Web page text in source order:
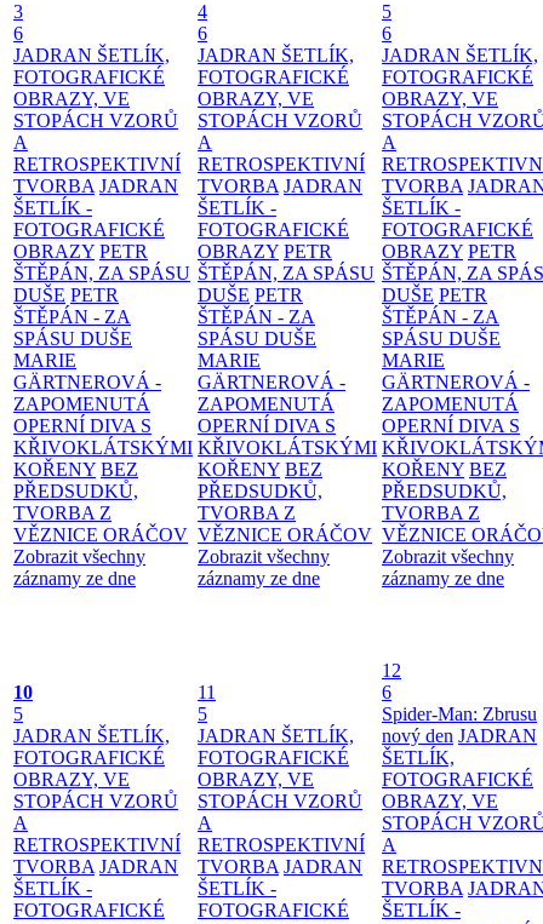
3
6
JADRAN ŠETLÍK,
FOTOGRAFICKÉ
OBRAZY, VE
STOPÁCH VZORŮ
A
RETROSPEKTIVNÍ
TVORBA JADRAN
ŠETLÍK -
FOTOGRAFICKÉ
OBRAZY PETR
ŠTĚPÁN, ZA SPÁSU
DUŠE PETR
ŠTĚPÁN - ZA
SPÁSU DUŠE
MARIE
GÄRTNEROVÁ -
ZAPOMENUTÁ
OPERNÍ DIVA S
KŘIVOKLÁTSKÝMI
KOŘENY BEZ
PŘEDSUDKŮ,
TVORBA Z
VĚZNICE ORÁČOV
Zobrazit všechny
záznamy ze dne
4
6
JADRAN ŠETLÍK,
FOTOGRAFICKÉ
OBRAZY, VE
STOPÁCH VZORŮ
A
RETROSPEKTIVNÍ
TVORBA JADRAN
ŠETLÍK -
FOTOGRAFICKÉ
OBRAZY PETR
ŠTĚPÁN, ZA SPÁSU
DUŠE PETR
ŠTĚPÁN - ZA
SPÁSU DUŠE
MARIE
GÄRTNEROVÁ -
ZAPOMENUTÁ
OPERNÍ DIVA S
KŘIVOKLÁTSKÝMI
KOŘENY BEZ
PŘEDSUDKŮ,
TVORBA Z
VĚZNICE ORÁČOV
Zobrazit všechny
záznamy ze dne
5
6
JADRAN ŠETLÍK,
FOTOGRAFICKÉ
OBRAZY, VE
STOPÁCH
A
TVORBA
ŠETLÍK -
FOTOGRAFICKÉ
OBRAZY PETR
ŠTĚPÁN, ZA
DUŠE PETR
ŠTĚPÁN - ZA
SPÁSU DUŠE
MARIE
GÄRTNEROVÁ -
ZAPOMENUTÁ
OPERNÍ DIVA S
KOŘENY BEZ
PŘEDSUDKŮ,
TVORBA Z
VĚZNICE
Zobrazit všechny
záznamy ze dne
10
5
JADRAN ŠETLÍK,
FOTOGRAFICKÉ
OBRAZY, VE
STOPÁCH VZORŮ
A
RETROSPEKTIVNÍ
TVORBA JADRAN
ŠETLÍK -
FOTOGRAFICKÉ
11
5
JADRAN ŠETLÍK,
FOTOGRAFICKÉ
OBRAZY, VE
STOPÁCH VZORŮ
A
RETROSPEKTIVNÍ
TVORBA JADRAN
ŠETLÍK -
FOTOGRAFICKÉ
12
6
Spider-Man: Zbrusu
nový den JADRAN
ŠETLÍK,
FOTOGRAFICKÉ
OBRAZY, VE
STOPÁCH
A
TVORBA
ŠETLÍK -